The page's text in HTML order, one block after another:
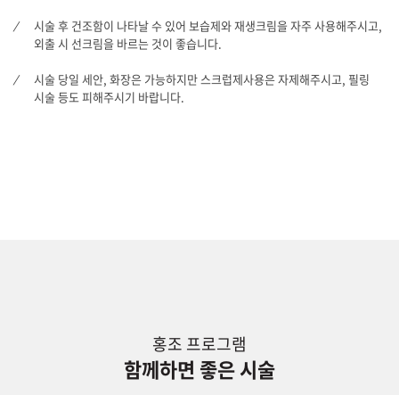
시술 후 건조함이 나타날 수 있어 보습제와 재생크림을 자주 사용해주시고,
외출 시 선크림을 바르는 것이 좋습니다.
시술 당일 세안, 화장은 가능하지만 스크럽제사용은 자제해주시고, 필링
시술 등도 피해주시기 바랍니다.
홍조 프로그램
함께하면 좋은 시술